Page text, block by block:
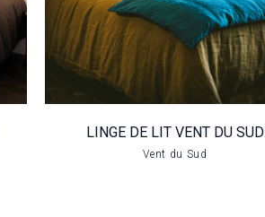
VOIR LE PRODUIT
LINGE DE LIT VENT DU SUD
Vent du Sud